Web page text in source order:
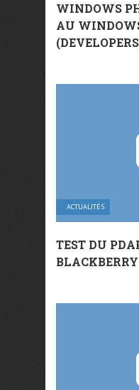
WINDOWS
AU
ACTUALITÉS
TEST DU